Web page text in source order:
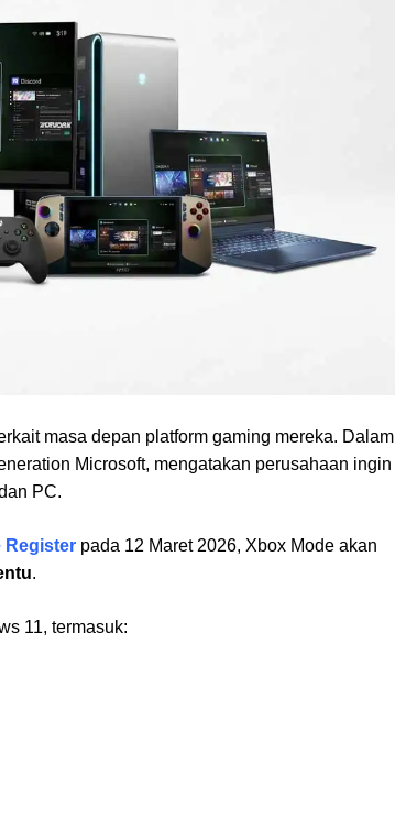
masa depan platform gaming mereka. Dalam
Microsoft, mengatakan perusahaan ingin
PC.
Register pada 12 Maret 2026, Xbox Mode akan
.
11, termasuk: